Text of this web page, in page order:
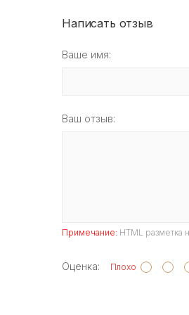
Написать отзыв
Ваше имя:
Ваш отзыв:
Примечание: HTML разметка
Оценка: Плохо